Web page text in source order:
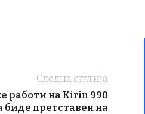
Следна статија
работи на Kirin 990
биде претставен на